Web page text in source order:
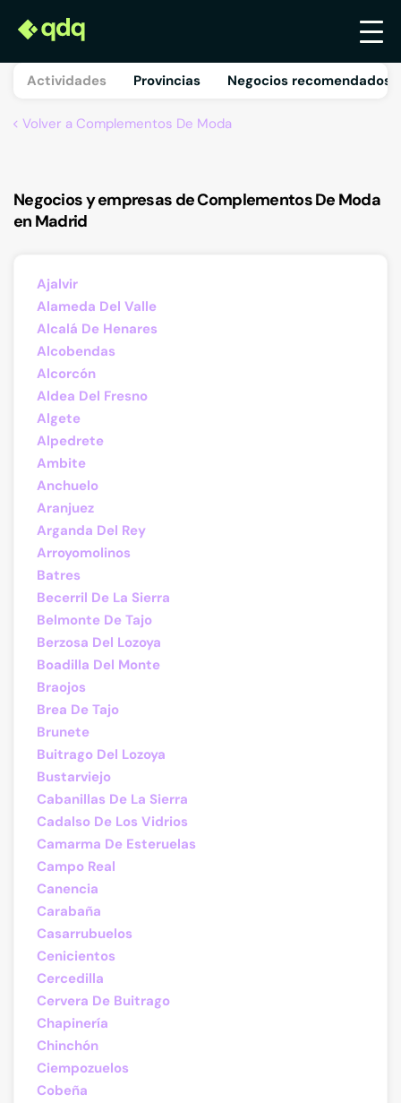
Actividades Provincias Negocios recomendados
Volver a Complementos De Moda
Negocios y empresas de Complementos De Moda
en Madrid
Ajalvir
Alameda Del Valle
Alcalá De Henares
Alcobendas
Alcorcón
Aldea Del Fresno
Algete
Alpedrete
Ambite
Anchuelo
Aranjuez
Arganda Del Rey
Arroyomolinos
Batres
Becerril De La Sierra
Belmonte De Tajo
Berzosa Del Lozoya
Boadilla Del Monte
Braojos
Brea De Tajo
Brunete
Buitrago Del Lozoya
Bustarviejo
Cabanillas De La Sierra
Cadalso De Los Vidrios
Camarma De Esteruelas
Campo Real
Canencia
Carabaña
Casarrubuelos
Cenicientos
Cercedilla
Cervera De Buitrago
Chapinería
Chinchón
Ciempozuelos
Cobeña